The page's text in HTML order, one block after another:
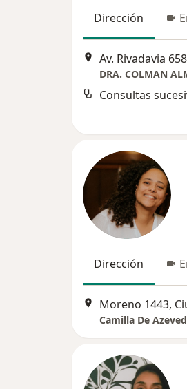
Dirección
DRA. COLMAN
Dirección
Camilla De